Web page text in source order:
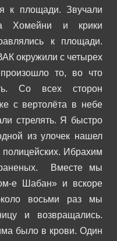
к площади. Звучали
Хомейни и крики
к площади.
окружили с четырех
то, во что
Со всех сторон
с вертолёта в небе
стрелять. Я быстро
из улочек нашел
Ибрахим
Вместе мы
е Шабан» и вскоре
восьми раз мы
и возвращались.
было в крови. Один